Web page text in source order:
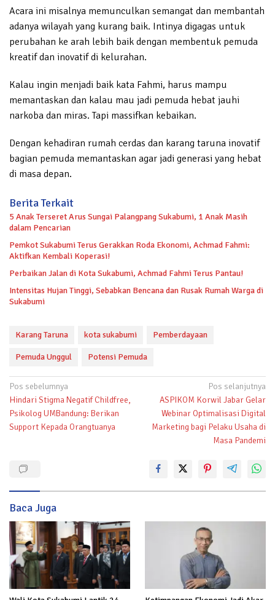
Acara ini misalnya memunculkan semangat dan membantah
adanya wilayah yang kurang baik. Intinya digagas untuk
perubahan ke arah lebih baik dengan membentuk pemuda
kreatif dan inovatif di kelurahan.
Kalau ingin menjadi baik kata Fahmi, harus mampu
memantaskan dan kalau mau jadi pemuda hebat jauhi
narkoba dan miras. Tapi massifkan kebaikan.
Dengan kehadiran rumah cerdas dan karang taruna inovatif
bagian pemuda memantaskan agar jadi generasi yang hebat
di masa depan.
Berita Terkait
5 Anak Terseret Arus Sungai Palangpang Sukabumi, 1 Anak Masih
dalam Pencarian
Pemkot Sukabumi Terus Gerakkan Roda Ekonomi, Achmad Fahmi:
Aktifkan Kembali Koperasi!
Perbaikan Jalan di Kota Sukabumi, Achmad Fahmi Terus Pantau!
Intensitas Hujan Tinggi, Sebabkan Bencana dan Rusak Rumah Warga di
Sukabumi
Karang Taruna kota sukabumi Pemberdayaan
Pemuda Unggul Potensi Pemuda
Navigasi
pos
Pos sebelumnya
Hindari Stigma Negatif Childfree,
Psikolog UMBandung: Berikan
Support Kepada Orangtuanya
Pos selanjutnya
ASPIKOM Korwil Jabar Gelar
Webinar Optimalisasi Digital
Marketing bagi Pelaku Usaha di
Masa Pandemi
Baca Juga